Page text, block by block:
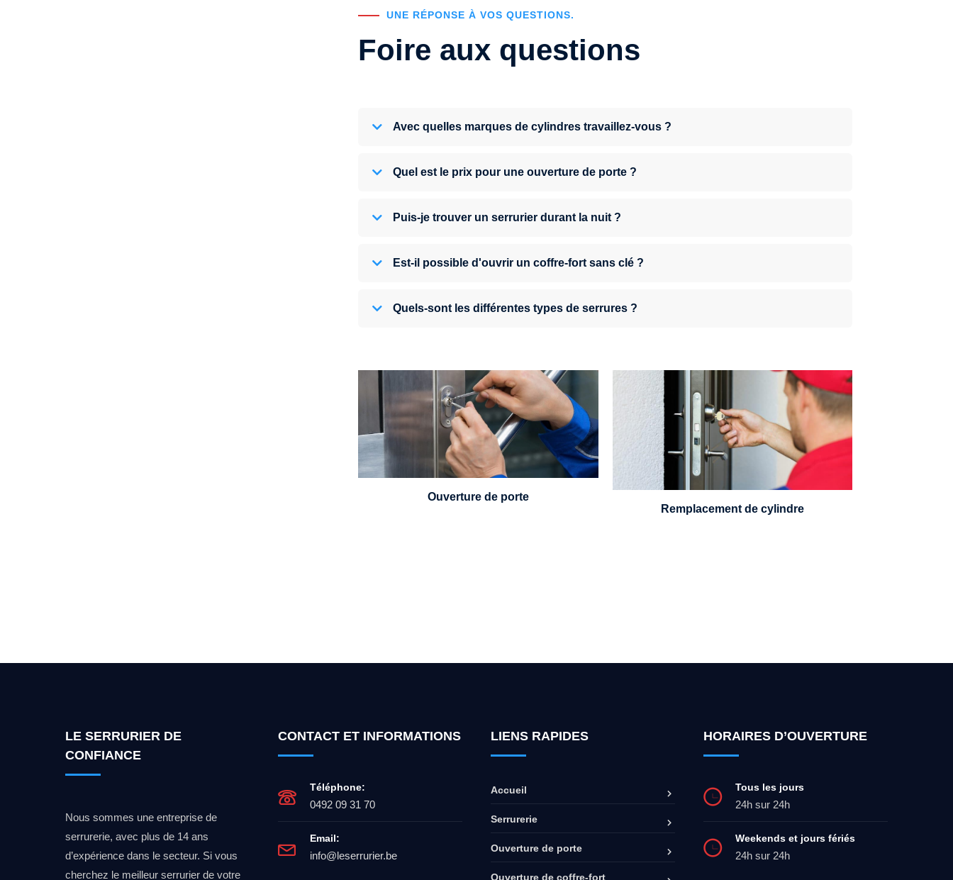
UNE RÉPONSE À VOS QUESTIONS.
Foire aux questions
Avec quelles marques de cylindres travaillez-vous ?
Quel est le prix pour une ouverture de porte ?
Puis-je trouver un serrurier durant la nuit ?
Est-il possible d'ouvrir un coffre-fort sans clé ?
Quels-sont les différentes types de serrures ?
Vous avez perdu vos clés ou la porte s'est
refermée derrière vous ? Un serrurier est
disponible 24h/7.
Ouverture de porte
Un serrurier sera en mesure de choisir et
remplacer un cylindre standard, à 5
leviers ou à 3 leviers, Mul-T-Lock ou
encore multipoints.
Remplacement de cylindre
LE SERRURIER DE
CONFIANCE
Nous sommes une entreprise de
serrurerie, avec plus de 14 ans
d’expérience dans le secteur. Si vous
cherchez le meilleur serrurier de votre
CONTACT ET INFORMATIONS
Téléphone:
0492 09 31 70
Email:
info@leserrurier.be
LIENS RAPIDES
Accueil
Serrurerie
Ouverture de porte
Ouverture de coffre-fort
HORAIRES D’OUVERTURE
Tous les jours
24h sur 24h
Weekends et jours fériés
24h sur 24h